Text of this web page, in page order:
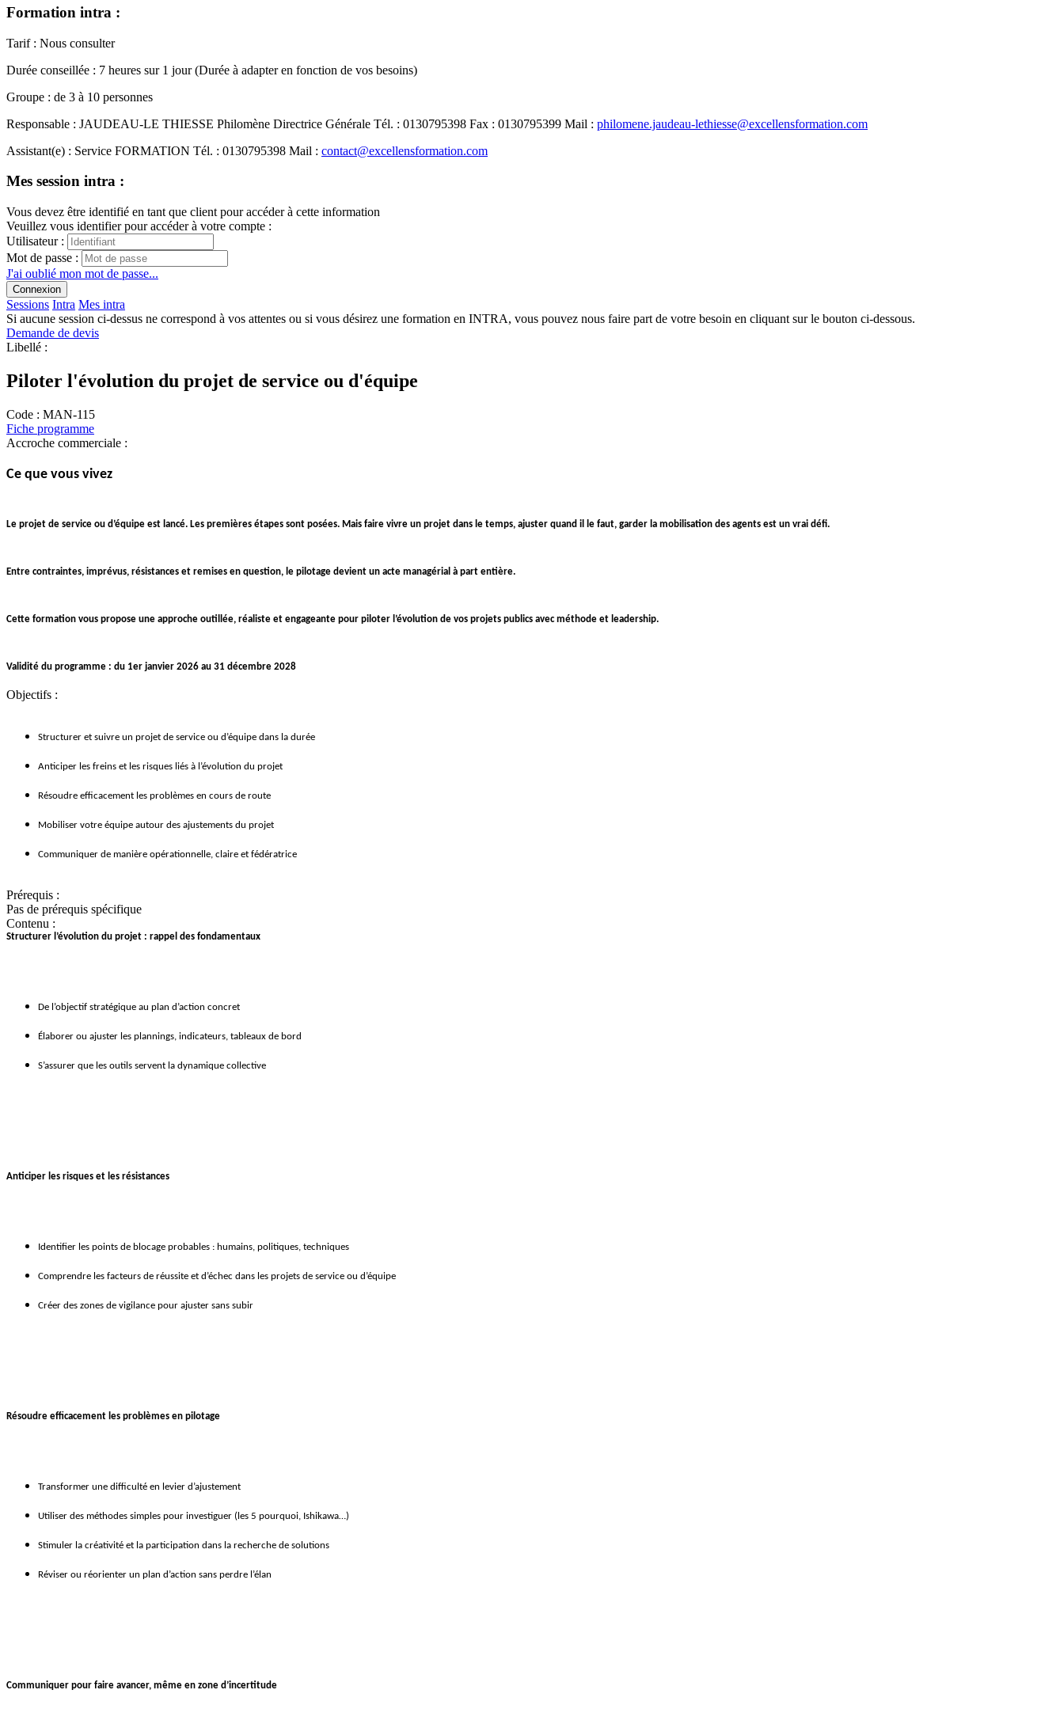
Formation intra :
Tarif : Nous consulter
Durée conseillée : 7 heures sur 1 jour (Durée à adapter en fonction de vos besoins)
Groupe : de 3 à 10 personnes
Responsable : JAUDEAU-LE THIESSE Philomène Directrice Générale Tél. : 0130795398 Fax : 0130795399 Mail : philomene.jaudeau-lethiesse@excellensformation.com
Assistant(e) : Service FORMATION Tél. : 0130795398 Mail : contact@excellensformation.com
Mes session intra :
Vous devez être identifié en tant que client pour accéder à cette information
Veuillez vous identifier pour accéder à votre compte :
Utilisateur :
Mot de passe :
J'ai oublié mon mot de passe...
Connexion
Sessions Intra Mes intra
Si aucune session ci-dessus ne correspond à vos attentes ou si vous désirez une formation en INTRA, vous pouvez nous faire part de votre besoin en cliquant sur le bouton ci-dessous.
Demande de devis
Libellé :
Piloter l'évolution du projet de service ou d'équipe
Code : MAN-115
Fiche programme
Accroche commerciale :
Ce que vous vivez
Le projet de service ou d’équipe est lancé. Les premières étapes sont posées. Mais faire vivre un projet dans le temps, ajuster quand il le faut, garder la mobilisation des agents est un vrai défi.
Entre contraintes, imprévus, résistances et remises en question, le pilotage devient un acte managérial à part entière.
Cette formation vous propose une approche outillée, réaliste et engageante pour piloter l’évolution de vos projets publics avec méthode et leadership.
Validité du programme : du 1er janvier 2026 au 31 décembre 2028
Objectifs :
Structurer et suivre un projet de service ou d’équipe dans la durée
Anticiper les freins et les risques liés à l’évolution du projet
Résoudre efficacement les problèmes en cours de route
Mobiliser votre équipe autour des ajustements du projet
Communiquer de manière opérationnelle, claire et fédératrice
Prérequis :
Pas de prérequis spécifique
Contenu :
Structurer l’évolution du projet : rappel des fondamentaux
De l’objectif stratégique au plan d’action concret
Élaborer ou ajuster les plannings, indicateurs, tableaux de bord
S’assurer que les outils servent la dynamique collective
Anticiper les risques et les résistances
Identifier les points de blocage probables : humains, politiques, techniques
Comprendre les facteurs de réussite et d’échec dans les projets de service ou d’équipe
Créer des zones de vigilance pour ajuster sans subir
Résoudre efficacement les problèmes en pilotage
Transformer une difficulté en levier d’ajustement
Utiliser des méthodes simples pour investiguer (les 5 pourquoi, Ishikawa…)
Stimuler la créativité et la participation dans la recherche de solutions
Réviser ou réorienter un plan d’action sans perdre l’élan
Communiquer pour faire avancer, même en zone d’incertitude